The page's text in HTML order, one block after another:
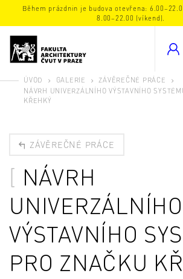
Během prázdnin je budova otevřena:
8.00–22.00 (víkend).
ÚVOD GALERIE
ZÁVĚREČNÉ PRÁCE
NÁVRH UNIVERZÁLNÍHO VÝSTAVNÍHO
KŘEHKÝ
ZÁVĚREČNÉ PRÁCE
NÁVRH
UNIVERZÁLNÍHO
VÝSTAVNÍHO
PRO ZNAČKU